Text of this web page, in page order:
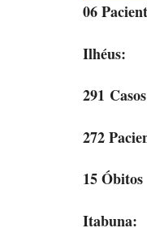
06
Ilhéus:
291
272
15 Óbitos
Itabuna: